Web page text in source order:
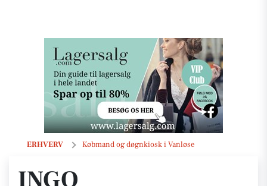
ERHVERV Købmand og døgnkiosk i Vanløse
Ingo
INGO